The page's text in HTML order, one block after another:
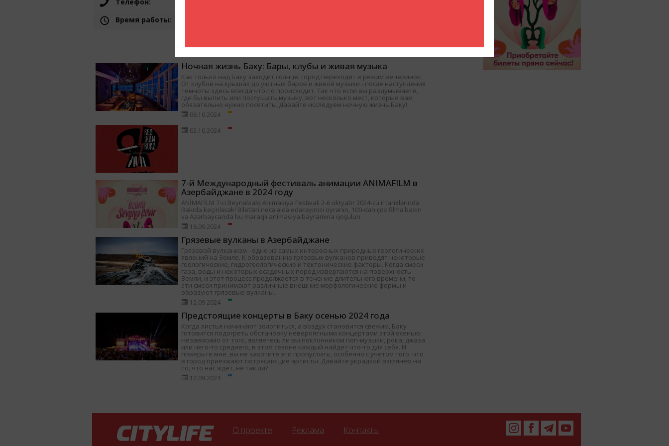
Время работы:
Ночная жизнь Баку: Бары, клубы и живая музыка
Как только над Баку заходит солнце, город переходит в режим вечеринок.
От клубов на крышах до уютных баров и живой музыки - после наступления
темноты здесь всегда что-то происходит. Так что если вы раздумываете,
где бы выпить или послушать музыку, вот несколько мест, которые вам
обязательно нужно посетить. Давайте исследуем ночную жизнь Баку!
06.10.2024
02.10.2024
7-й Международный фестиваль анимации ANIMAFILM в
Азербайджане в 2024 году
ANİMAFİLM 7-ci Beynəlxalq Animasiya Festivalı 2-6 oktyabr 2024-cü il tarixlərində
Bakıda keçiriləcək! Biletləri necə əldə edəcəyinizi öyrənin, 100-dən çox filmə baxın
və Azərbaycanda bu maraqlı animasiya bayramına qoşulun.
18.09.2024
Грязевые вулканы в Азербайджане
Грязевой вулканизм - одно из самых интересных природных геологических
явлений на Земле. К образованию грязевых вулканов приводят некоторые
геологические, гидрогеологические и тектонические факторы. Когда смеси
газа, воды и некоторых осадочных пород извергаются на поверхность
Земли, и этот процесс продолжается в течение длительного времени, то
эти смеси принимают различные внешние морфологические формы и
образуют грязевые вулканы.
12.09.2024
Предстоящие концерты в Баку осенью 2024 года
Когда листья начинают золотиться, а воздух становится свежим, Баку
готовится подогреть обстановку невероятными концертами этой осенью.
Независимо от того, являетесь ли вы поклонником поп-музыки, рока, джаза
или чего-то среднего, в этом сезоне каждый найдет что-то для себя. И
поверьте мне, вы не захотите это пропустить, особенно с учетом того, что
в город приезжают потрясающие артисты. Давайте украдкой взглянем на
то, что нас ждет, не так ли?
12.09.2024
О проекте Реклама Контакты